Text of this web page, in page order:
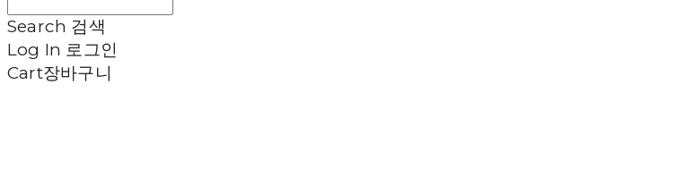
Search 검색
Log In 로그인
Cart장바구니